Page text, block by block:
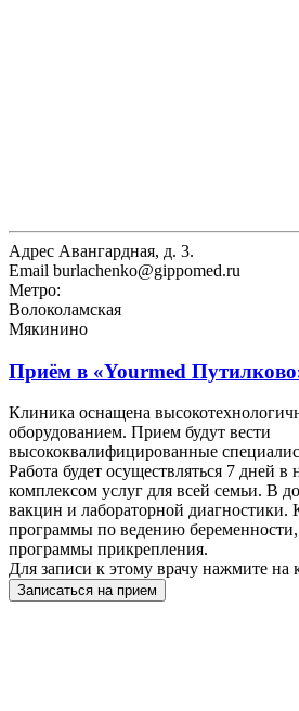
Адрес Авангардная, д. 3.
Email burlachenko@gippomed.ru
Метро:
Волоколамская
Мякинино
Приём в «Yourmed
Клиника оснащена
оборудованием. Прием будут вести
высококвалифицированные
Работа будет осуществляться 7 дней
комплексом услуг для всей семьи. В
вакцин и лабораторной диагностики.
программы по ведению беременности,
программы прикрепления.
Для записи к этому врачу нажмите на
Записаться на прием